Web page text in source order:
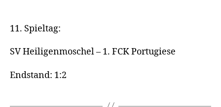
11. Spieltag:
SV Heiligenmoschel – 1. FCK Portugiese
Endstand: 1:2